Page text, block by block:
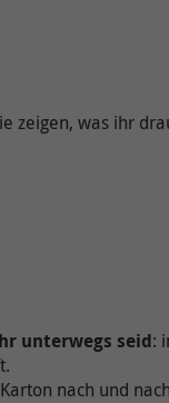
zeigen, was ihr
unterwegs seid:
nach und